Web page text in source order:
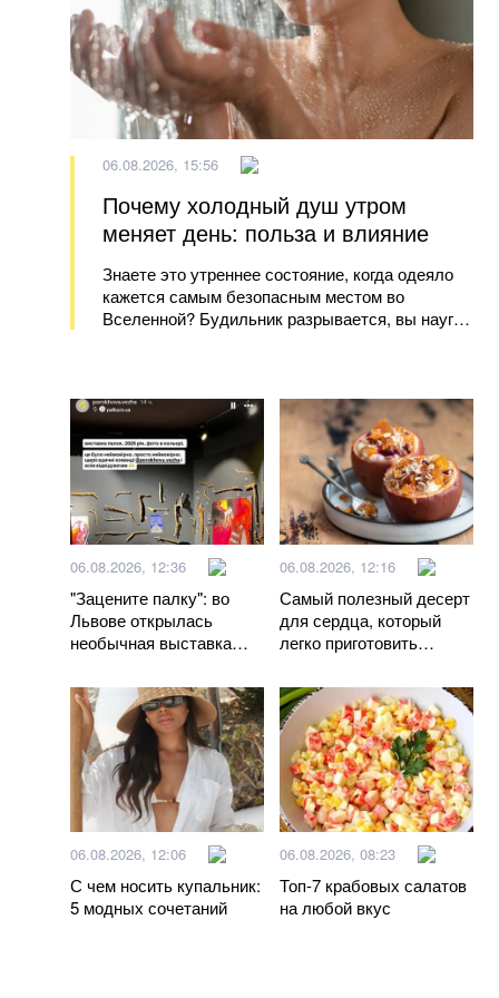
06.08.2026, 15:56
Почему холодный душ утром
меняет день: польза и влияние
Знаете это утреннее состояние, когда одеяло
кажется самым безопасным местом во
Вселенной? Будильник разрывается, вы наугад
из постели р
06.08.2026, 12:36
"Зацените палку": во
Львове открылась
необычная выставка
06.08.2026, 12:16
Самый полезный десерт
для сердца, который
легко приготовить
06.08.2026, 12:06
С чем носить купальник:
5 модных сочетаний
06.08.2026, 08:23
Топ-7 крабовых салатов
на любой вкус